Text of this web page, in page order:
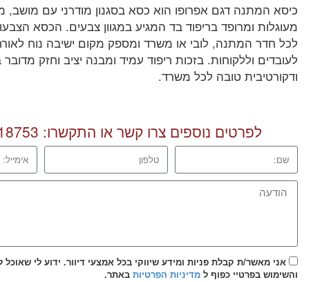
כיסא המתנה דגם אפרופו הוא כסא בסגנון מודרני עם מושב,
מעוגלות ומרופד בריפוד בד המגיע במגוון צבעים. הכסא
לכל חדר המתנה, לובי או משרד ומספק מקום ישיבה נוח
לעובדים וללקוחות. בזכות ריפוד עמיד ומבנה יציב וחזק
ודקורטיבית טובה לכל משרד.
לפרטים נוספים צרו קשר או התקשרו:
אני מאשר/ת קבלת פניות ומידע שיווקי בכל אמצעי דיוור. ידוע לי
והשימוש בפרטיי כפוף ל מדיניות הפרטיות באתר.